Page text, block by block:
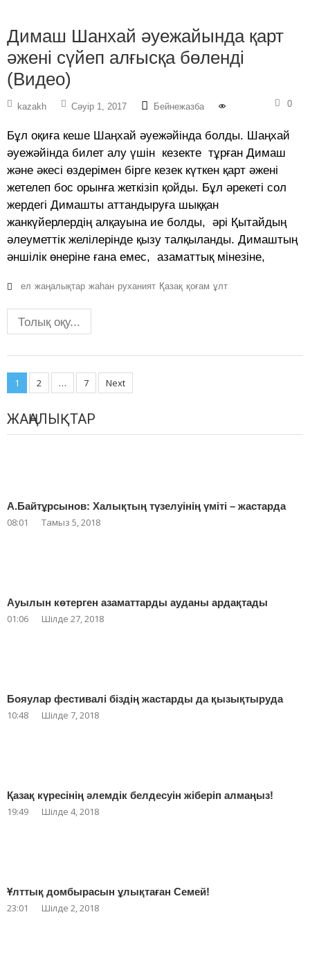
Димаш Шанхай әуежайында қарт
әжені сүйеп алғысқа бөленді
(Видео)
kazakh Сәуір 1, 2017 Бейнежазба 0
Бұл оқиға кеше Шаңхай әуежәйінда болды. Шаңхай
әуежәйінда билет алу үшін кезекте тұрған Димаш
және әкесі өздерімен бірге кезек күткен қарт әжені
жетелеп бос орынға жеткізіп қойды. Бұл әрекеті сол
жердегі Димашты аттандыруға шыққан
жанкүйерлердің алқауына ие болды, әрі Қытайдың
әлеуметтік желілерінде қызу талқыланды. Димаштың
әншілік өнеріне ғана емес, азаматтық мінезіне,
ел жаңалықтар жаһан руханият Қазақ қоғам ұлт
Толық оқу...
Posts
1 2 … 7 Next
ЖАҢАЛЫҚТАР
А.Байтұрсынов: Халықтың түзелуінің үміті – жастарда
08:01 Тамыз 5, 2018
Ауылын көтерген азаматтарды ауданы ардақтады
01:06 Шілде 27, 2018
Бояулар фестивалі біздің жастарды да қызықтыруда
10:48 Шілде 7, 2018
Қазақ күресінің әлемдік белдесуін жіберіп алмаңыз!
19:49 Шілде 4, 2018
Ұлттық домбырасын ұлықтаған Семей!
23:01 Шілде 2, 2018